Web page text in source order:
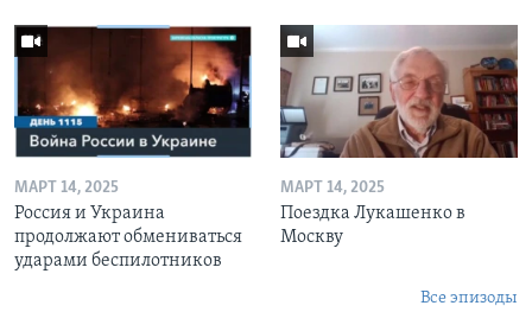
МАРТ 14, 2025
Россия и Украина
продолжают обмениваться
ударами беспилотников
МАРТ 14, 2025
Поездка Лукашенко в
Москву
Все эпизоды